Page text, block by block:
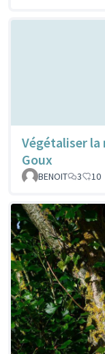
Végétaliser la
Goux
BENOIT
3 10